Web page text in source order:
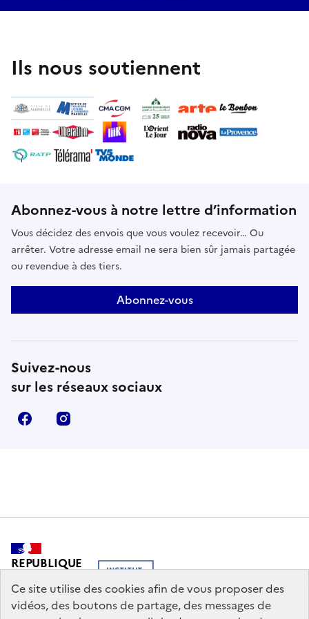
Ce site utilise des cookies afin de vous proposer des
vidéos, des boutons de partage, des messages de
Ils nous soutiennent
Abonnez-vous à notre lettre d’information
Vous décidez des envois que vous voulez recevoir… Ou
arrêter. Votre adresse email ne sera bien sûr jamais partagée
ou revendue à des tiers.
Abonnez-vous
Suivez-nous
sur les réseaux sociaux
Facebook
REPUBLIQUE
FRANCAISE